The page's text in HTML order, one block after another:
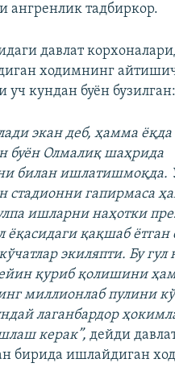
ангренлик тадбиркор.
давлат
ходимнинг
уч кундан буён бузилган:
экан деб, ҳамма ёқда
буён Олмалиқ шаҳрида
билан ишлатишмоқда.
стадионни гапирмаса
ишларни наҳотки
ёқасидаги қақшаб ётган
экиляпти. Бу гул
қуриб қолишини
миллионлаб пулини
лаганбардор
керак”, дейди
бирида ишлайдиган